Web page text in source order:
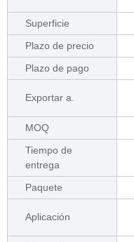
Superficie
Plazo de precio
Plazo de pago
Exportar a.
MOQ
Tiempo de
entrega
Paquete
Aplicación